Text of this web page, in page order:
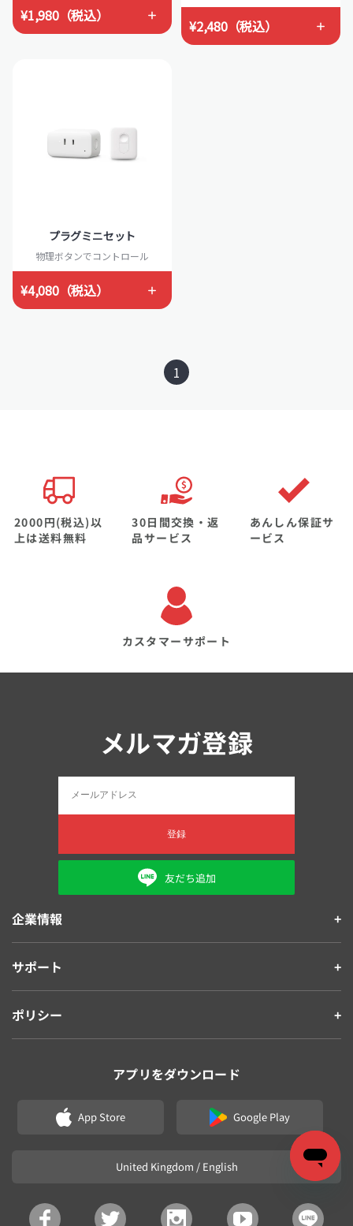
¥1,980（税込）
¥2,480（税込）
¥4,080（税込）
プラグミニセット
物理ボタンでコントロール
1
2000円(税込)以
上は送料無料
30日間交換・返
品サービス
あんしん保証サ
ービス
カスタマーサポート
メルマガ登録
登録
友だち追加
企業情報
サポート
ポリシー
アプリをダウンロード
App Store Google Play
United Kingdom / English